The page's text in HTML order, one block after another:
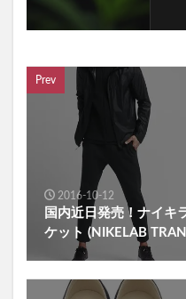
Prev
2016-10-12
国内近日発売！ナイキ
ケット (NIKELAB